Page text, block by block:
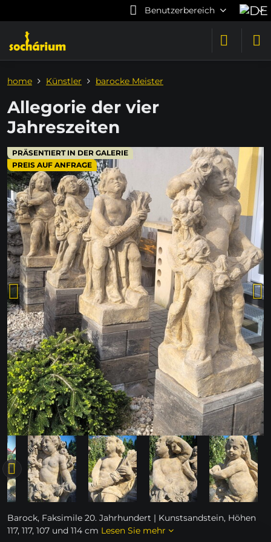
Benutzerbereich
PRÄSENTIERT IN DER GALERIE
PREIS AUF ANFRAGE
home Künstler barocke Meister
Allegorie der vier
Jahreszeiten
Barock, Faksimile 20. Jahrhundert | Kunstsandstein, Höhen
117, 117, 107 und 114 cm Lesen Sie mehr